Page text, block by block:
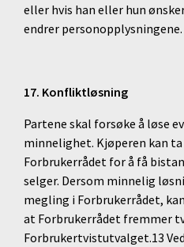
eller hvis han eller hun
endrer personopplysningene.
17. Konfliktløsning
Partene skal forsøke å løse
minnelighet. Kjøperen kan
Forbrukerrådet for å få
selger. Dersom minnelig
megling i Forbrukerrådet,
at Forbrukerrådet fremmer
Forbrukertvistutvalget.13